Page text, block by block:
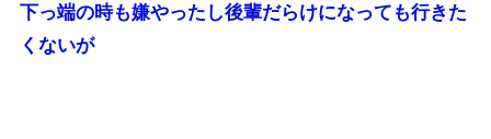
下っ端の時も嫌やったし後輩だらけになっても行きた
くないが